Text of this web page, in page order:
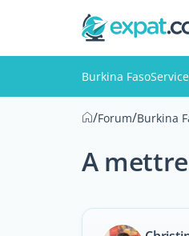
Burkina Faso
/Forum/Burkina
A